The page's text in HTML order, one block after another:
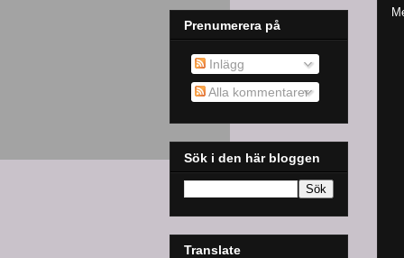
Prenumerera på
Inlägg
Alla kommentarer
Sök i den här bloggen
Translate